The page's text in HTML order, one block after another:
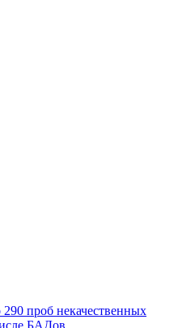
проб некачественных
БАДов